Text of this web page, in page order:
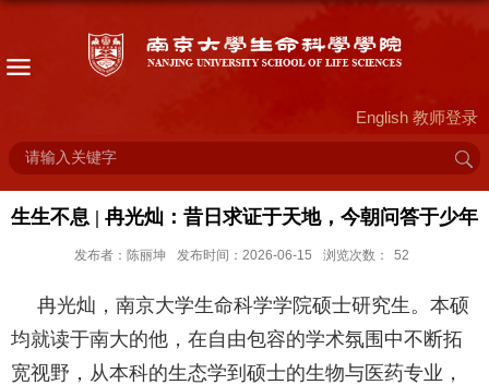
English 教师登录
生生不息 | 冉光灿：昔日求证于天地，今朝问答于少年
发布者：陈丽坤 发布时间：2026-06-15 浏览次数： 52
冉光灿，南京大学生命科学学院硕士研究生。本硕
均就读于南大的他，在自由包容的学术氛围中不断拓
宽视野，从本科的生态学到硕士的生物与医药专业，